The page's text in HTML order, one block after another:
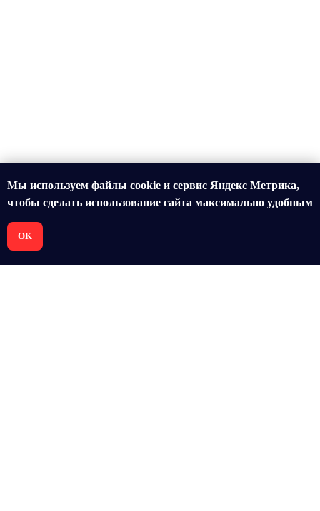
Мы используем файлы cookie и сервис Яндекс Метрика,
чтобы сделать использование сайта максимально удобным
OK